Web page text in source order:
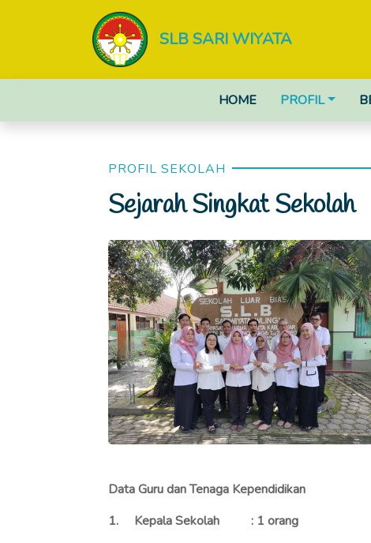
SLB SARI WIYATA
HOME PROFIL
PROFIL SEKOLAH
Sejarah Singkat Sekolah
Data Guru dan Tenaga Kependidikan
1. Kepala Sekolah : 1 orang